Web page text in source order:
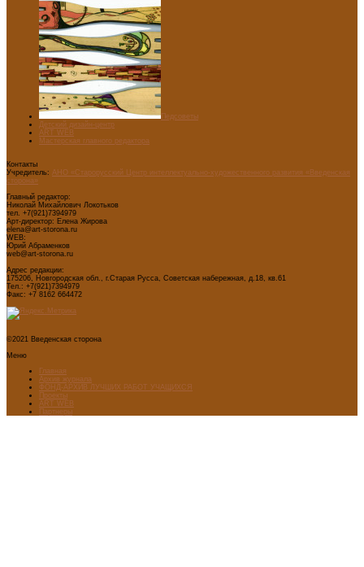
Педсоветы
Детский дизайн-центр
ART WEB
Мастерская главного редактора
Контакты
Учредитель: АНО «Старорусский Центр интеллектуально-художественного развития «Введенская
сторона»
Главный редактор:
Николай Михайлович Локотьков
тел. +7(921)7394979
Арт-директор: Елена Жирова
elena@art-storona.ru
WEB:
Юрий Абраменков
web@art-storona.ru
Адрес редакции:
175206, Новгородская обл., г.Старая Русса, Советская набережная, д.18, кв.61
Тел.: +7(921)7394979
Факс: +7 8162 664472
©2021 Введенская сторона
Меню
Главная
Архив журнала
ФОНД-АРХИВ ЛУЧШИХ РАБОТ УЧАЩИХСЯ
Проекты
ART WEB
Партнеры